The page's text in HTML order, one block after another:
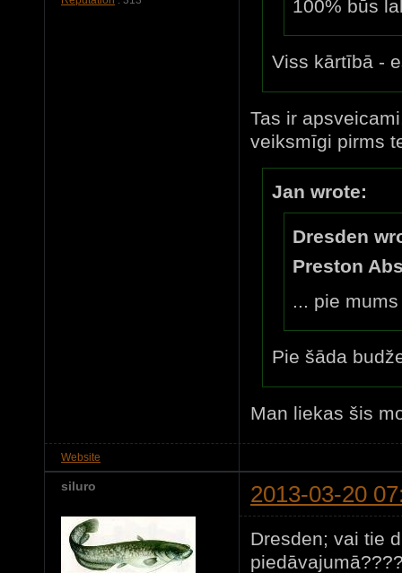
100% būs
Viss kārtībā -
Tas ir
veiksmīgi pirms
Jan wrote:
Dresden
Preston
... pie
Pie šāda
Man liekas šis
Website
siluro 2013-03-20
Dresden; vai tie